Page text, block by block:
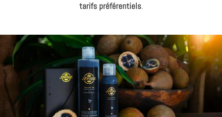
tarifs préférentiels.